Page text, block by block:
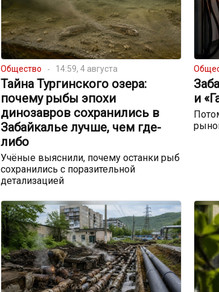
Общество 14:59, 4 августа
Тайна Тургинского озера:
почему рыбы эпохи
динозавров сохранились в
Забайкалье лучше, чем где-
либо
Учёные выяснили, почему останки рыб
сохранились с поразительной
детализацией
и